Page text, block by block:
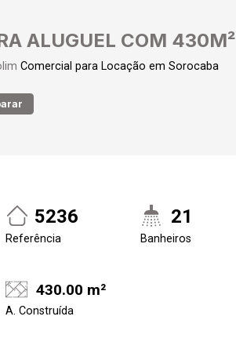
ALUGUEL COM 430M²
Comercial para Locação em Sorocaba
5236
Referência
21
Banheiros
430.00 m²
A. Construída
se